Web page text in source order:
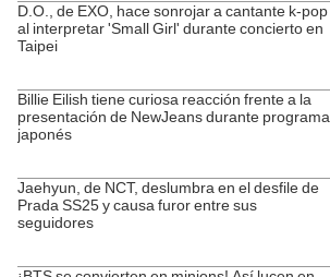
D.O., de EXO, hace sonrojar a cantante k-pop
al interpretar 'Small Girl' durante concierto en
Taipei
Billie Eilish tiene curiosa reacción frente a la
presentación de NewJeans durante programa
japonés
Jaehyun, de NCT, deslumbra en el desfile de
Prada SS25 y causa furor entre sus
seguidores